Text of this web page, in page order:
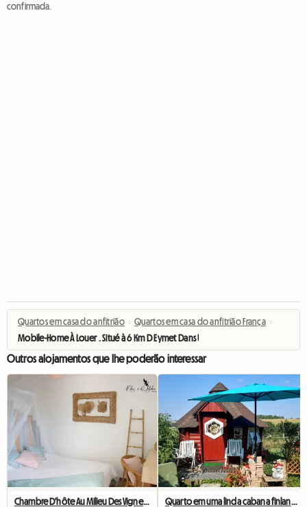
confirmada.
Quartos em casa do anfitrião › Quartos em casa do anfitrião França ›
Mobile-Home À Louer . Situé à 6 Km D Eymet Dans Une Ferme
Outros alojamentos que lhe poderão interessar
Chambre D'hôte Au Milieu Des Vignes De Monbazillac à POMPORT